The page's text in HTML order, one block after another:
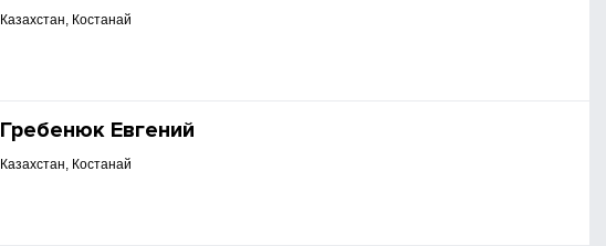
Казахстан, Костанай
Гребенюк Евгений
Казахстан, Костанай